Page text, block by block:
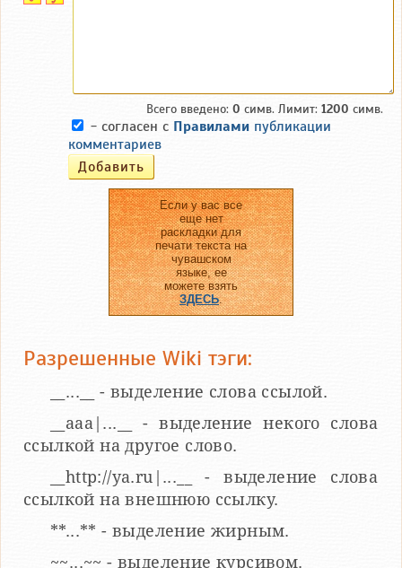
Всего введено: 0 симв. Лимит: 1200 симв.
- согласен с Правилами публикации
комментариев
Если у вас все
еще нет
раскладки для
печати текста на
чувашском
языке, ее
можете взять
ЗДЕСЬ.
Разрешенные Wiki тэги:
__...__ - выделение слова ссылой.
__aaa|...__ - выделение некого слова
ссылкой на другое слово.
__http://ya.ru|...__ - выделение слова
ссылкой на внешнюю ссылку.
**...** - выделение жирным.
~~...~~ - выделение курсивом.